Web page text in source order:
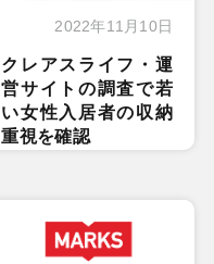
2022年11月10日
クレアスライフ・運
営サイトの調査で若
い女性入居者の収納
重視を確認